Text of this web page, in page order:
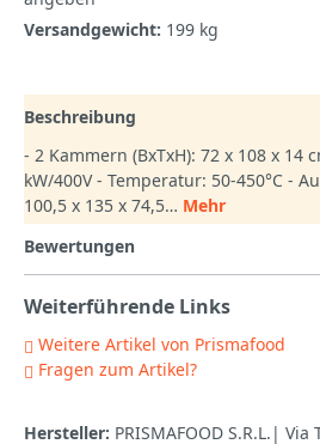
Versandgewicht: 199 kg
Beschreibung
- 2 Kammern (BxTxH): 72 x 108 x 14
kW/400V - Temperatur: 50-450°C -
100,5 x 135 x 74,5… Mehr
Bewertungen
Weiterführende Links
Weitere Artikel von Prismafood
Fragen zum Artikel?
Hersteller: PRISMAFOOD S.R.L.|